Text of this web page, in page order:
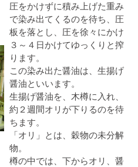
圧をかけずに積み上げた重み
で染み出てくるのを待ち、圧
板を落とし、圧を徐々にかけ
３～４日かけてゆっくりと搾
ります。
この染み出た醤油は、生揚げ
醤油といいます。
生揚げ醤油を、木樽に入れ、
約２週間オリが下りるのを待
ちます。
「オリ」とは、穀物の未分解
物。
樽の中では、下からオリ、醤